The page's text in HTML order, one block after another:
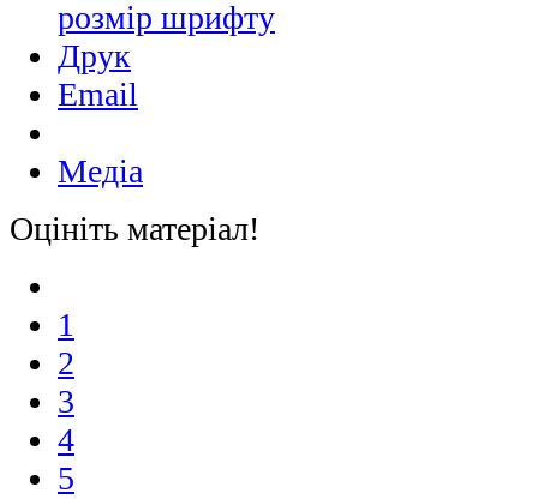
Друк
Email
Медіа
Оцініть матеріал!
1
2
3
4
5